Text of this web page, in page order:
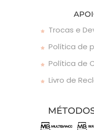
Trocas e
Política de
Política de
Livro de